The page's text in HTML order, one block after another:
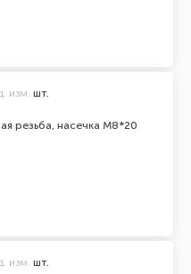
резьба, насечка М8*20
изм. шт.
изм. шт.